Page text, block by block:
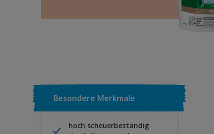
Besondere Merkmale
hoch scheuerbeständig